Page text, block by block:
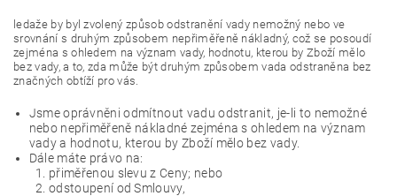
ledaže by byl zvolený způsob odstranění vady nemožný nebo ve
srovnání s druhým způsobem nepřiměřeně nákladný, což se posoudí
zejména s ohledem na význam vady, hodnotu, kterou by Zboží mělo
bez vady, a to, zda může být druhým způsobem vada odstraněna bez
značných obtíží pro vás.
Jsme oprávněni odmítnout vadu odstranit, je-li to nemožné
nebo nepřiměřeně nákladné zejména s ohledem na význam
vady a hodnotu, kterou by Zboží mělo bez vady.
Dále máte právo na:
přiměřenou slevu z Ceny; nebo
odstoupení od Smlouvy,